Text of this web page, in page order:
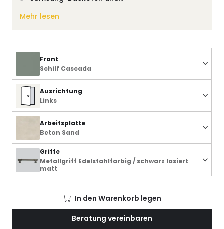
Mehr lesen
Front
Schilf Cascada
Ausrichtung
Links
Arbeitsplatte
Beton Sand
Griffe
Metallgriff Edelstahlfarbig / schwarz lasiert
matt
In den Warenkorb legen
Beratung vereinbaren